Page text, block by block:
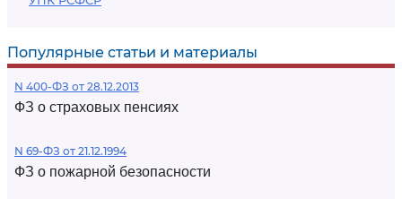
Популярные статьи и материалы
N 400-ФЗ от 28.12.2013
ФЗ о страховых пенсиях
N 69-ФЗ от 21.12.1994
ФЗ о пожарной безопасности